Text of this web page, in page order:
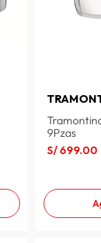
9Pzas
S/ 699.00